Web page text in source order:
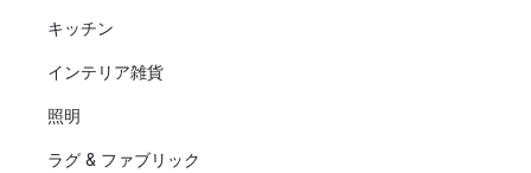
キッチン
インテリア雑貨
照明
ラグ & ファブリック